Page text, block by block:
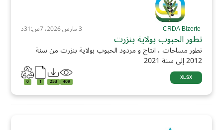
3 مارس 2026، 7س:31د
تطور الحبوب بولاية بنزرت
تطور مساحات ، انتاج و مردود الحبوب بولاية بنزرت من سنة
2012 إلى سنة 2021
XLSX
409
253
1
0